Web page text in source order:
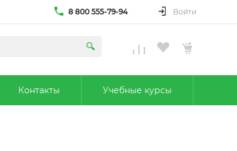
8 800 555-79-94 Войти
Контакты Учебные курсы